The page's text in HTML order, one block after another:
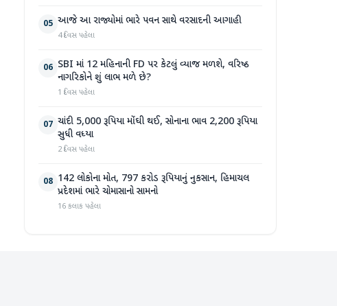
05 આજે આ રાજ્યોમાં ભારે પવન સાથે વરસાદની આગાહી
4 દિવસ પહેલા
06 SBI માં 12 મહિનાની FD પર કેટલું વ્યાજ મળશે, વરિષ્ઠ
નાગરિકોને શું લાભ મળે છે?
1 દિવસ પહેલા
07 ચાંદી 5,000 રૂપિયા મોંઘી થઈ, સોનાના ભાવ 2,200 રૂપિયા
સુધી વધ્યા
2 દિવસ પહેલા
08 142 લોકોના મોત, 797 કરોડ રૂપિયાનું નુકસાન, હિમાચલ
પ્રદેશમાં ભારે ચોમાસાનો સામનો
16 કલાક પહેલા